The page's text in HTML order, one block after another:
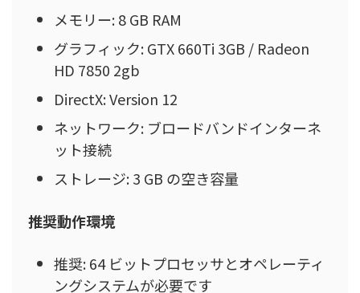
メモリー: 8 GB RAM
グラフィック: GTX 660Ti 3GB / Radeon
HD 7850 2gb
DirectX: Version 12
ネットワーク: ブロードバンドインターネ
ット接続
ストレージ: 3 GB の空き容量
推奨動作環境
推奨: 64 ビットプロセッサとオペレーティ
ングシステムが必要です